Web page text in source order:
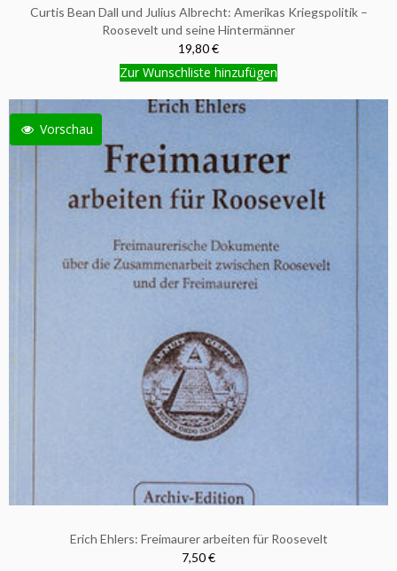
Curtis Bean Dall und Julius Albrecht: Amerikas Kriegspolitik –
Roosevelt und seine Hintermänner
19,80 €
Zur Wunschliste hinzufügen
Vorschau
Erich Ehlers: Freimaurer arbeiten für Roosevelt
7,50 €